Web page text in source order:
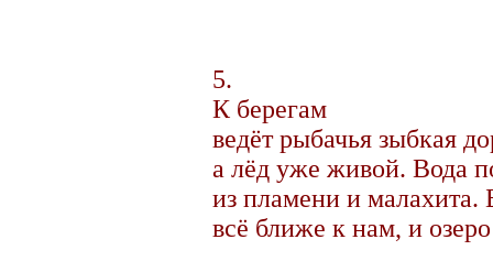
5.
К берегам
ведёт рыбачья зыбкая
а лёд уже живой. Вода
из пламени и малахита.
всё ближе к нам, и